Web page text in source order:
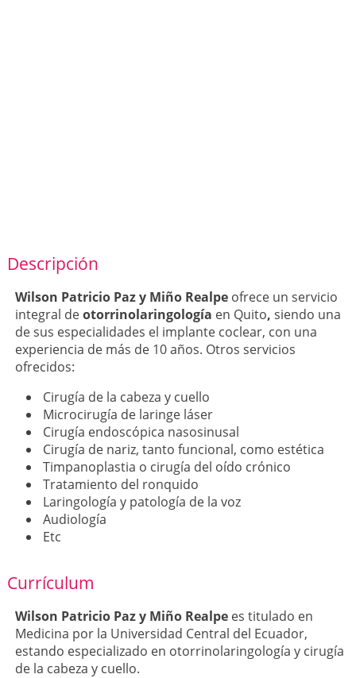
Descripción
Wilson Patricio Paz y Miño Realpe ofrece un servicio
integral deotorrinolaringología en Quito, siendo una
de sus especialidades el implante coclear, con una
experiencia de más de 10 años. Otros servicios
ofrecidos:
Cirugía de la cabeza y cuello
Microcirugía de laringe láser
Cirugía endoscópica nasosinusal
Cirugía de nariz, tanto funcional, como estética
Timpanoplastia o cirugía del oído crónico
Tratamiento del ronquido
Laringología y patología de la voz
Audiología
Etc
Currículum
Wilson Patricio Paz y Miño Realpe es titulado en
Medicina por la Universidad Central del Ecuador,
estando especializado en otorrinolaringología y cirugía
de la cabeza y cuello.